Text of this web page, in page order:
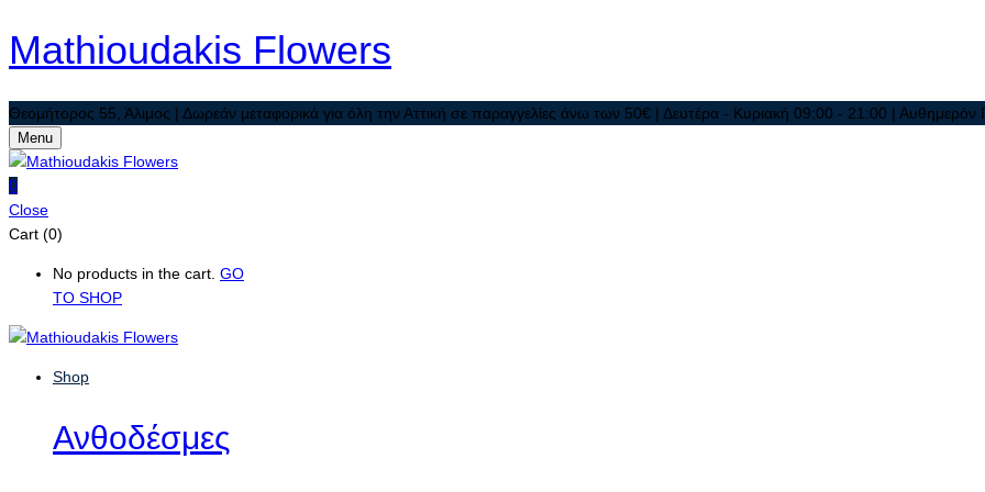
Mathioudakis Flowers
Θεομήτορος 55, Άλιμος | Δωρεάν μεταφορικά για όλη την Αττική σε παραγγελίες άνω των 50€ | Δευτέρα - Κυριακή 09:00 - 21:00 |
Menu
0
Close
Cart (0)
No products in the cart. GO
TO SHOP
Shop
Ανθοδέσμες